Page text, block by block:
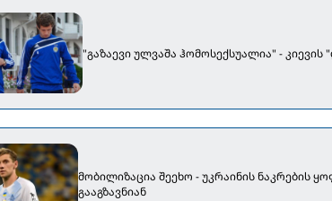
"გაზაევი ულვაშა ჰომოსექსუალია" -
მობილიზაცია შეეხო - უკრაინის ნაკრების
გააგზავნიან